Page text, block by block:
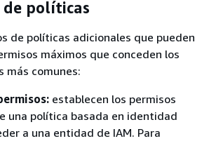
políticas
de políticas adicionales que pueden
máximos que conceden los
más comunes:
establecen los permisos
una política basada en identidad
a una entidad de IAM. Para